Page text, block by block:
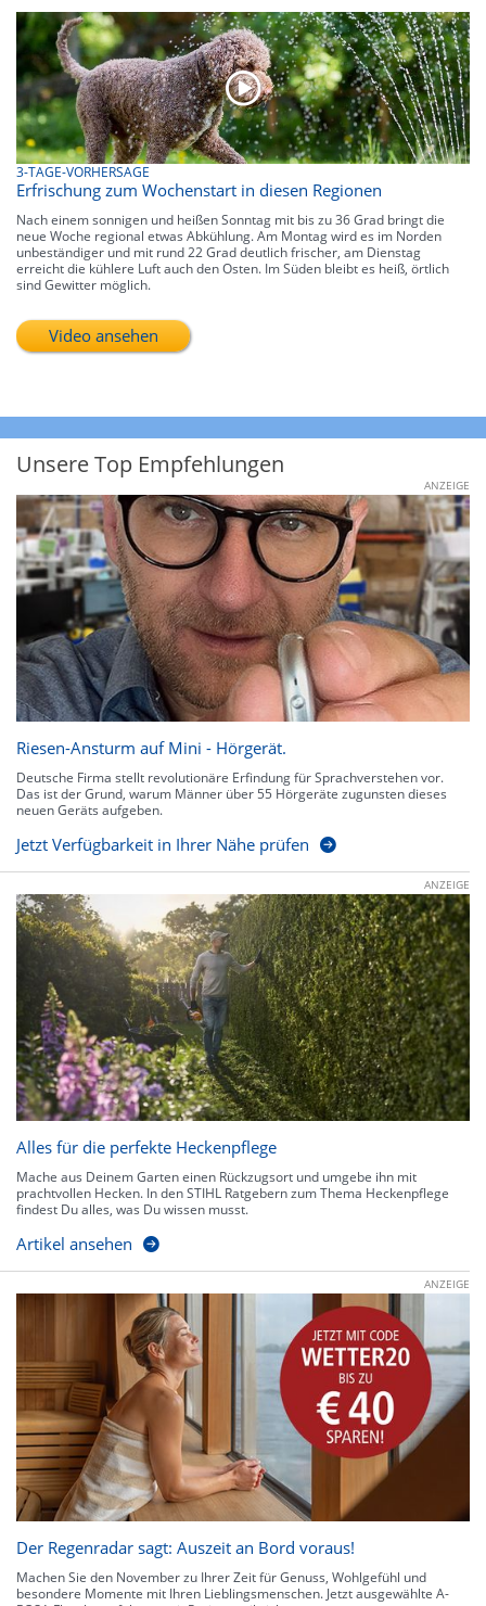
3-TAGE-VORHERSAGE
Erfrischung zum Wochenstart in diesen Regionen
Nach einem sonnigen und heißen Sonntag mit bis zu 36 Grad bringt die
neue Woche regional etwas Abkühlung. Am Montag wird es im Norden
unbeständiger und mit rund 22 Grad deutlich frischer, am Dienstag
erreicht die kühlere Luft auch den Osten. Im Süden bleibt es heiß, örtlich
sind Gewitter möglich.
Video ansehen
Unsere Top Empfehlungen
ANZEIGE
Riesen-Ansturm auf Mini - Hörgerät.
Deutsche Firma stellt revolutionäre Erfindung für Sprachverstehen vor.
Das ist der Grund, warum Männer über 55 Hörgeräte zugunsten dieses
neuen Geräts aufgeben.
Jetzt Verfügbarkeit in Ihrer Nähe prüfen
ANZEIGE
Alles für die perfekte Heckenpflege
Mache aus Deinem Garten einen Rückzugsort und umgebe ihn mit
prachtvollen Hecken. In den STIHL Ratgebern zum Thema Heckenpflege
findest Du alles, was Du wissen musst.
Artikel ansehen
ANZEIGE
Der Regenradar sagt: Auszeit an Bord voraus!
Machen Sie den November zu Ihrer Zeit für Genuss, Wohlgefühl und
besondere Momente mit Ihren Lieblingsmenschen. Jetzt ausgewählte A-